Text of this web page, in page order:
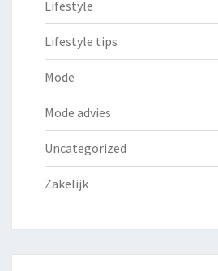
Lifestyle
Lifestyle tips
Mode
Mode advies
Uncategorized
Zakelijk